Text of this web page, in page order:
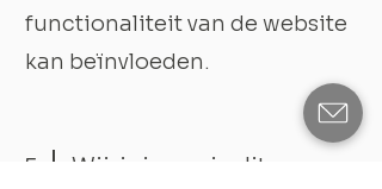
functionaliteit van de website
kan beïnvloeden.
5
Wijzigingen in dit